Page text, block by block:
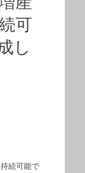
可
し
続可能で